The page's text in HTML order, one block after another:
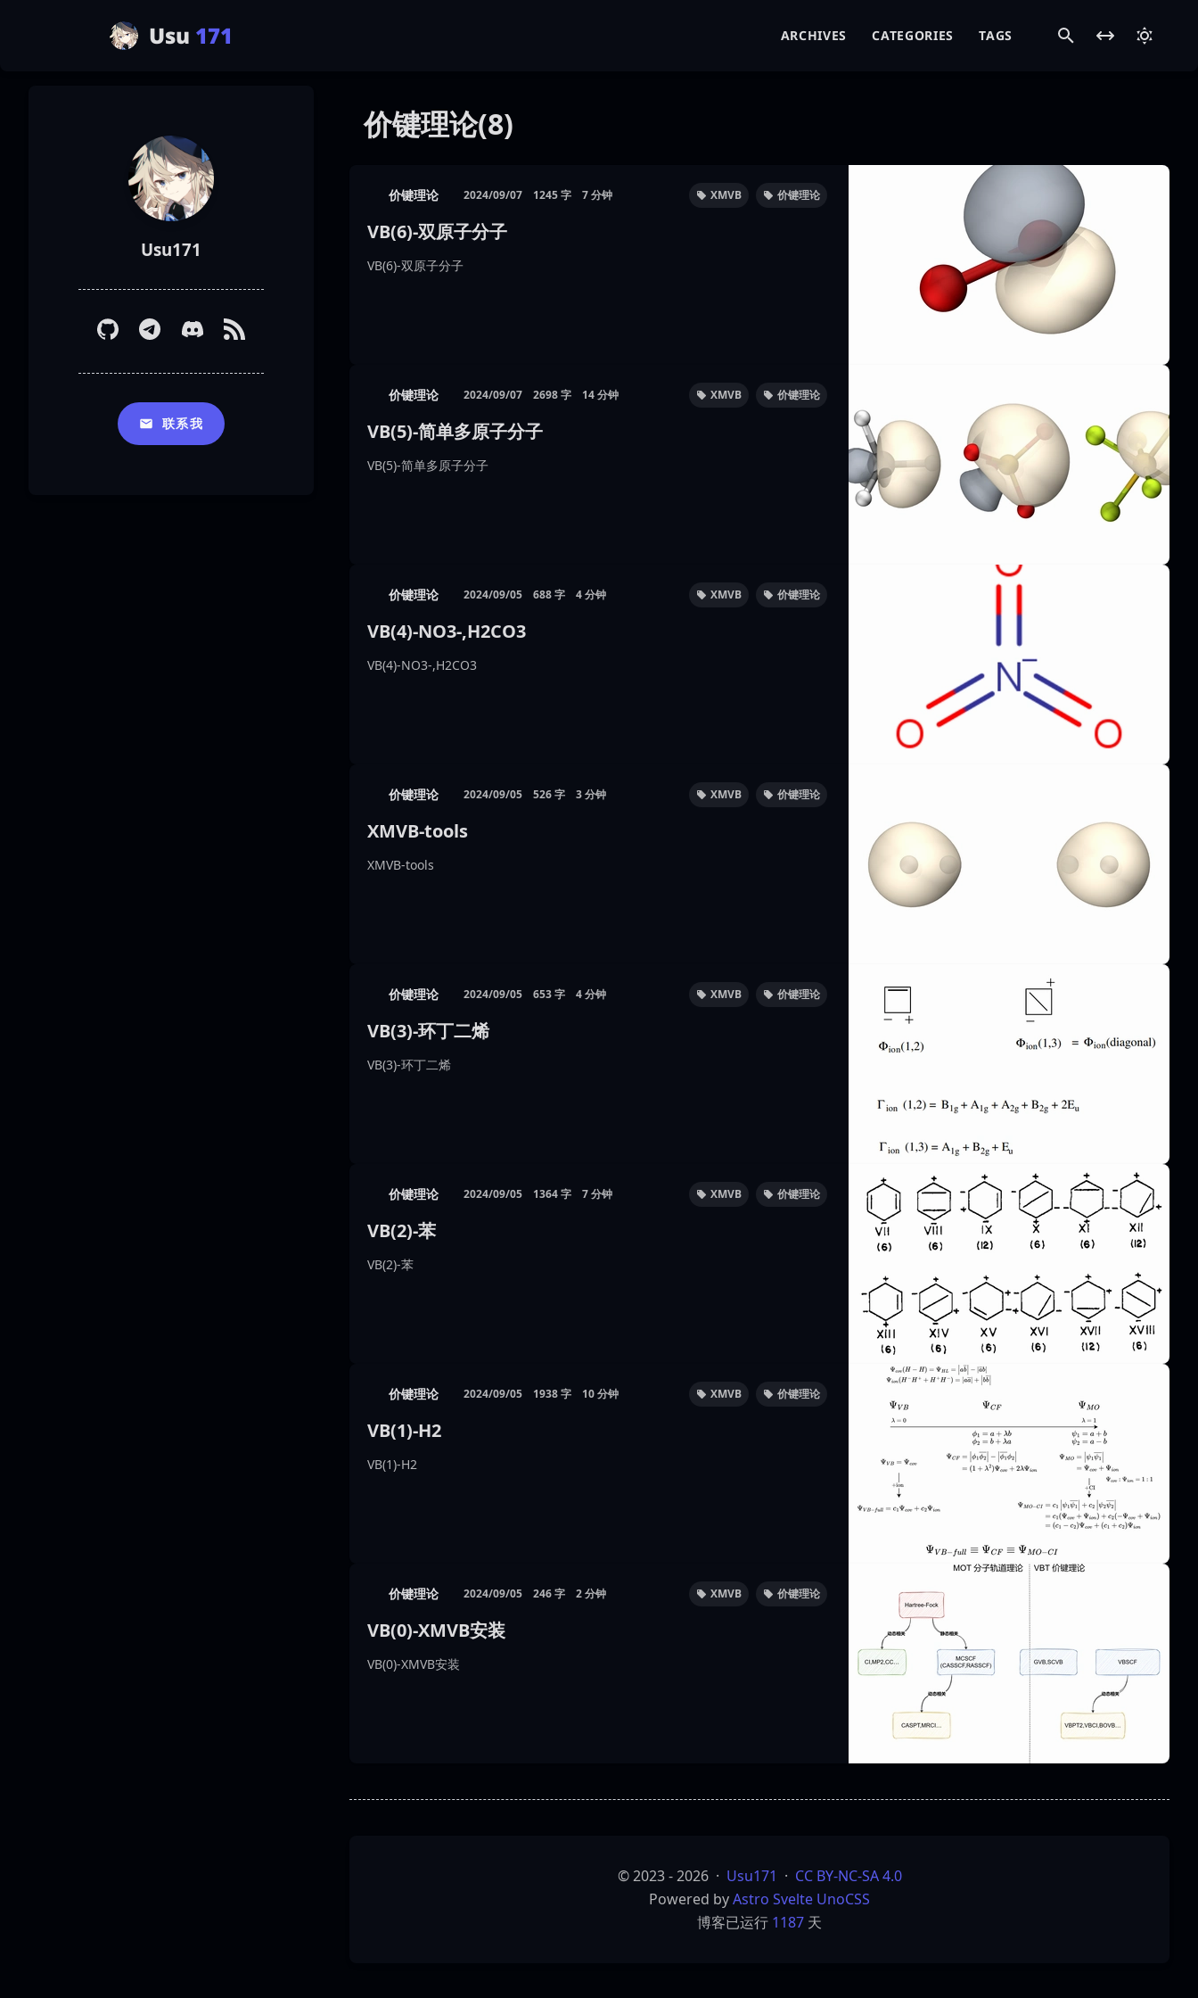
Usu 171 ARCHIVES CATEGORIES TAGS
Usu171
联系我
价键理论(8)
价键理论 2024/09/07 1245 字 7 分钟 XMVB 价键理论
VB(6)-双原子分子
VB(6)-双原子分子
价键理论 2024/09/07 2698 字 14 分钟 XMVB 价键理论
VB(5)-简单多原子分子
VB(5)-简单多原子分子
价键理论 2024/09/05 688 字 4 分钟 XMVB 价键理论
VB(4)-NO3-,H2CO3
VB(4)-NO3-,H2CO3
价键理论 2024/09/05 526 字 3 分钟 XMVB 价键理论
XMVB-tools
XMVB-tools
价键理论 2024/09/05 653 字 4 分钟 XMVB 价键理论
VB(3)-环丁二烯
VB(3)-环丁二烯
价键理论 2024/09/05 1364 字 7 分钟 XMVB 价键理论
VB(2)-苯
VB(2)-苯
价键理论 2024/09/05 1938 字 10 分钟 XMVB 价键理论
VB(1)-H2
VB(1)-H2
价键理论 2024/09/05 246 字 2 分钟 XMVB 价键理论
VB(0)-XMVB安装
VB(0)-XMVB安装
© 2023 - 2026 · Usu171 · CC BY-NC-SA 4.0
Powered byAstro Svelte UnoCSS
博客已运行 1187 天